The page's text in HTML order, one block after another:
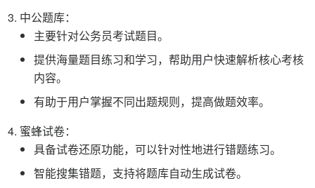
中公题库：
主要针对公务员考试题目。
提供海量题目练习和学习，帮助用户快速解析核心考核
内容。
有助于用户掌握不同出题规则，提高做题效率。
蜜蜂试卷：
具备试卷还原功能，可以针对性地进行错题练习。
智能搜集错题，支持将题库自动生成试卷。